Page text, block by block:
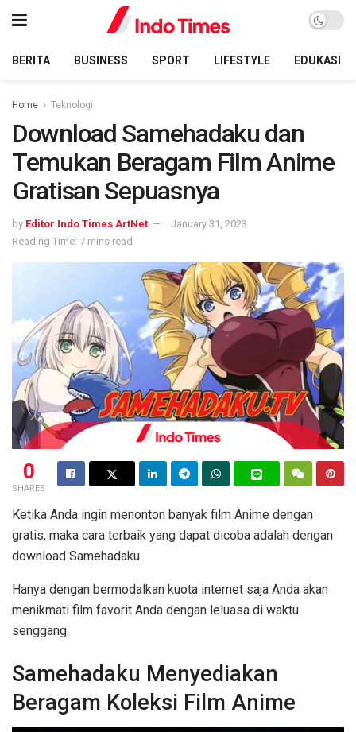
BERITA BUSINESS SPORT LIFESTYLE EDUKASI
Home Teknologi
Download Samehadaku dan
Temukan Beragam Film Anime
Gratisan Sepuasnya
by Editor Indo Times ArtNet
January 31, 2023
Reading Time: 7 mins read
0
SHARES
Ketika Anda ingin menonton banyak film Anime dengan
gratis, maka cara terbaik yang dapat dicoba adalah dengan
download Samehadaku.
Hanya dengan bermodalkan kuota internet saja Anda akan
menikmati film favorit Anda dengan leluasa di waktu
senggang.
Samehadaku Menyediakan
Beragam Koleksi Film Anime